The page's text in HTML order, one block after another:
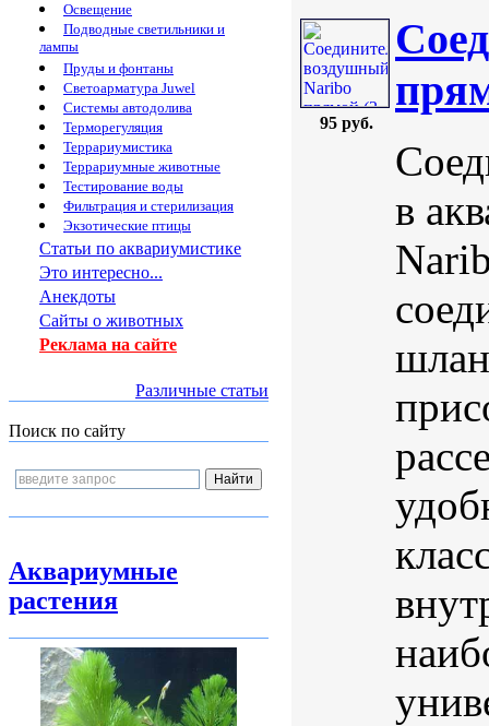
Освещение
Подводные светильники и
лампы
Пруды и фонтаны
Светоарматура Juwel
Системы автодолива
Терморегуляция
Террариумистика
Террариумные животные
Тестирование воды
Фильтрация и стерилизация
Экзотические птицы
Статьи по аквариумистике
Это интересно...
Анекдоты
Сайты о животных
Реклама на сайте
Различные статьи
Поиск по сайту
Аквариумные
растения
95 руб.
в